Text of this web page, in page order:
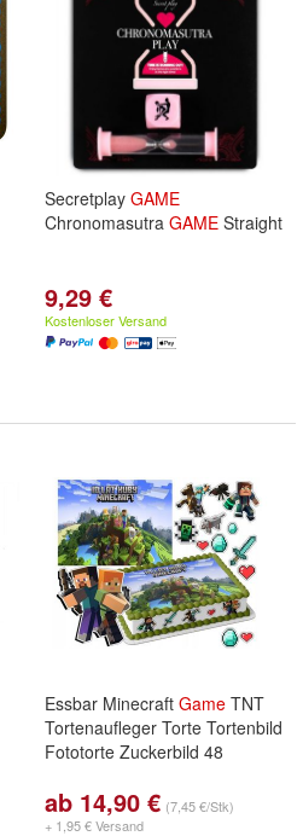
Secretplay GAME
Chronomasutra GAME Straight
9,29 €
Kostenloser Versand
Essbar Minecraft Game TNT
Tortenaufleger Torte Tortenbild
Fototorte Zuckerbild 48
ab 14,90 € (7,45 €/Stk)
+ 1,95 € Versand